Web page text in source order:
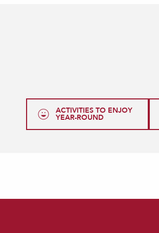
ACTIVITIES TO ENJOY
YEAR-ROUND